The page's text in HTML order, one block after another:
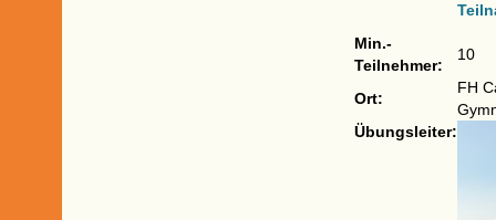
Min.-
Teilnehmer:
10
Ort:
FH
Übungsleiter: